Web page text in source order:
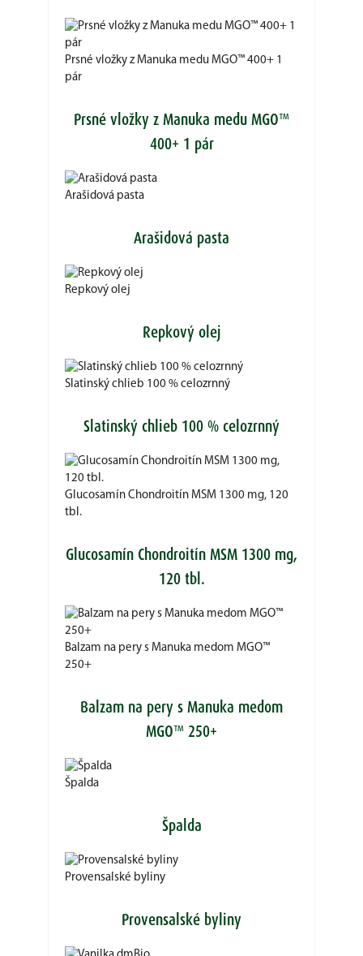
Prsné vložky z Manuka medu MGO™ 400+ 1
pár
Prsné vložky z Manuka medu MGO™
400+ 1 pár
Arašidová pasta
Arašidová pasta
Repkový olej
Repkový olej
Slatinský chlieb 100 % celozrnný
Slatinský chlieb 100 % celozrnný
Glucosamín Chondroitín MSM 1300 mg, 120
tbl.
Glucosamín Chondroitín MSM 1300 mg,
120 tbl.
Balzam na pery s Manuka medom MGO™
250+
Balzam na pery s Manuka medom
MGO™ 250+
Špalda
Špalda
Provensalské byliny
Provensalské byliny